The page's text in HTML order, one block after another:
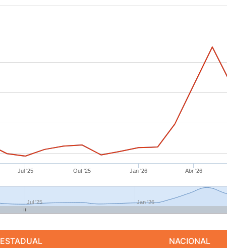
Jul '25 Out '25 Jan '26 Abr '26
Jul '25 Jan '26
ESTADUAL NACIONAL